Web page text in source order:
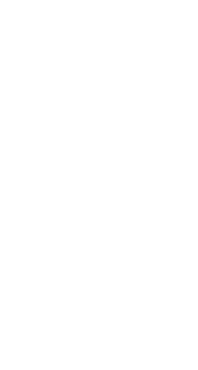
роскошному дизайну